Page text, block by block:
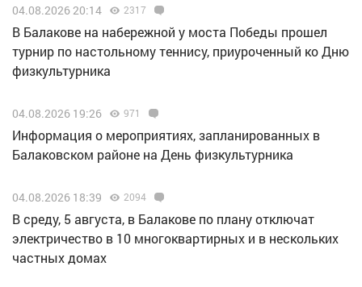
04.08.2026 20:14 2317
В Балакове на набережной у моста Победы прошел
турнир по настольному теннису, приуроченный ко Дню
физкультурника
04.08.2026 19:26 971
Информация о мероприятиях, запланированных в
Балаковском районе на День физкультурника
04.08.2026 18:39 2094
В среду, 5 августа, в Балакове по плану отключат
электричество в 10 многоквартирных и в нескольких
частных домах